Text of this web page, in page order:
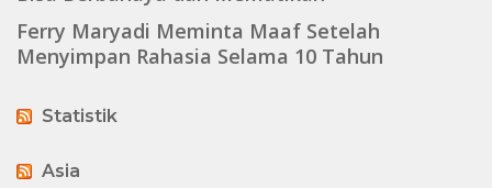
Ferry Maryadi Meminta Maaf Setelah
Menyimpan Rahasia Selama 10 Tahun
Statistik
Asia